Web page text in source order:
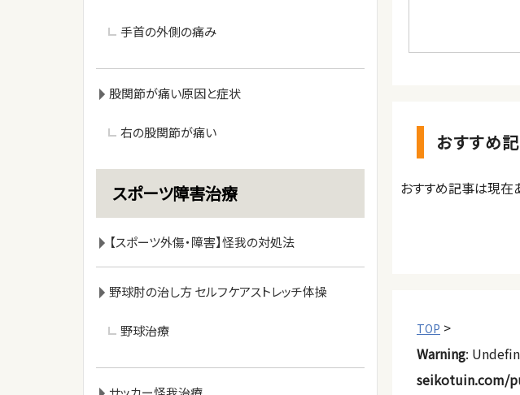
おすすめ
おすすめ記事は現在
TOP >
Warning:
seikotuin.com/
手首の外側の痛み
股関節が痛い原因と症状
右の股関節が痛い
スポーツ障害治療
【スポーツ外傷・障害】怪我の対処法
野球肘の治し方 セルフケアストレッチ体操
野球治療